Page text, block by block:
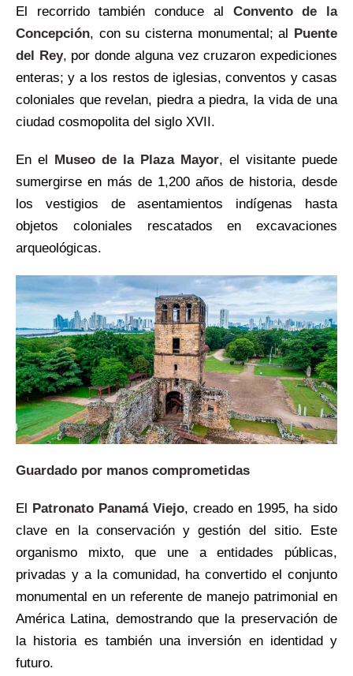
El recorrido también conduce al Convento de la
Concepción, con su cisterna monumental; al Puente
del Rey, por donde alguna vez cruzaron expediciones
enteras; y a los restos de iglesias, conventos y casas
coloniales que revelan, piedra a piedra, la vida de una
ciudad cosmopolita del siglo XVII.
En el Museo de la Plaza Mayor, el visitante puede
sumergirse en más de 1,200 años de historia, desde
los vestigios de asentamientos indígenas hasta
objetos coloniales rescatados en excavaciones
arqueológicas.
Guardado por manos comprometidas
El Patronato Panamá Viejo, creado en 1995, ha sido
clave en la conservación y gestión del sitio. Este
organismo mixto, que une a entidades públicas,
privadas y a la comunidad, ha convertido el conjunto
monumental en un referente de manejo patrimonial en
América Latina, demostrando que la preservación de
la historia es también una inversión en identidad y
futuro.